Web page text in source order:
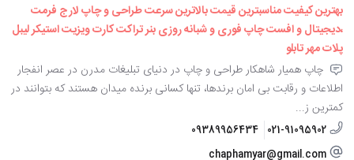
بهترین کیفیت مناسبترین قیمت بالاترین سرعت طراحی و چاپ لارج فرمت
،دیجیتال و افست چاپ فوری و شبانه روزی بنر تراکت کارت ویزیت استیکر لیبل
پلات مهر تابلو
چاپ همیار شاهکار طراحی و چاپ در دنیای تبلیغات مدرن در عصر انفجار
اطلاعات و رقابت بی امان برندها، تنها کسانی برنده میدان هستند که بتوانند در
کمترین ز...
021-91095902
09389956434
chaphamyar@gmail.com